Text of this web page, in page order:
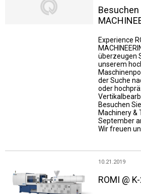
Experience
überzeugen
unserem
der Suche
oder
Besuchen
Machinery &
September
Wir freuen
10.21.2019
ROMI @